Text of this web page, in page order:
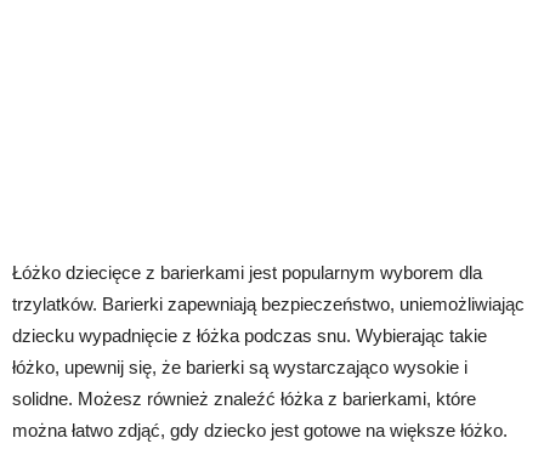
Łóżko dziecięce z barierkami jest popularnym wyborem dla
trzylatków. Barierki zapewniają bezpieczeństwo, uniemożliwiając
dziecku wypadnięcie z łóżka podczas snu. Wybierając takie
łóżko, upewnij się, że barierki są wystarczająco wysokie i
solidne. Możesz również znaleźć łóżka z barierkami, które
można łatwo zdjąć, gdy dziecko jest gotowe na większe łóżko.